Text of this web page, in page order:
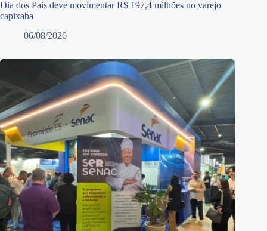
Dia dos Pais deve movimentar R$ 197,4 milhões no varejo
capixaba
06/08/2026